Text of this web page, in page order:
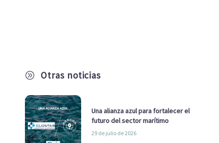
A Otras noticias
Una alianza azul para fortalecer el
futuro del sector marítimo
29 de julio de 2026